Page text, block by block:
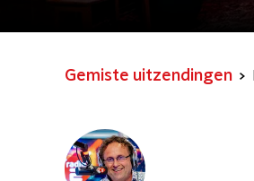
Gemiste uitzendingen